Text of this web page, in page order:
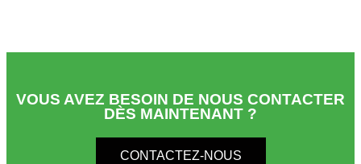
VOUS AVEZ BESOIN DE NOUS CONTACTER
DÈS MAINTENANT ?
CONTACTEZ-NOUS